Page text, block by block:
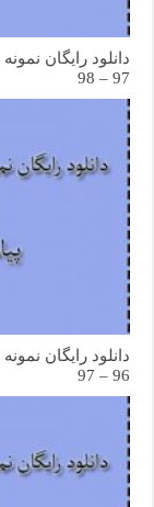
دانلود رایگان
97 – 98
دانلود رایگان
96 – 97